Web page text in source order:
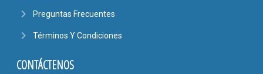
navigate_next Preguntas Frecuentes
navigate_next Términos Y Condiciones
CONTÁCTENOS